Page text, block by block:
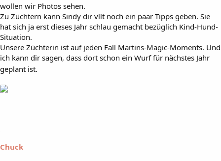
wollen wir Photos sehen.
Zu Züchtern kann Sindy dir vllt noch ein paar Tipps geben. Sie
hat sich ja erst dieses Jahr schlau gemacht bezüglich Kind-Hund-
Situation.
Unsere Züchterin ist auf jeden Fall Martins-Magic-Moments. Und
ich kann dir sagen, dass dort schon ein Wurf für nächstes Jahr
geplant ist.
Chuck